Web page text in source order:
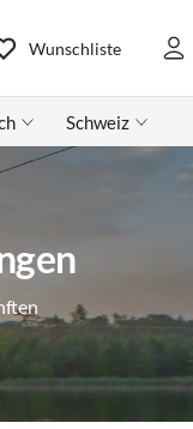
Wunschliste
Schweiz